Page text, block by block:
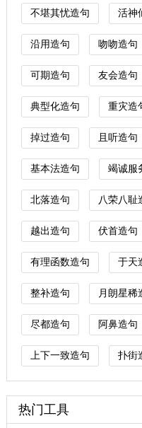
不堪其忧造句 活神
沿用造句 吻吻造句
可期造句 友会造句
典型化造句 重灾造
掉过造句 且听造句
基本法造句 竭诚服
北落造句 八荣八耻
越出造句 伏首造句
有理函数造句 于天
整补造句 月朗星稀
尽都造句 阿鼻造句
上下一致造句 扑街
热门工具